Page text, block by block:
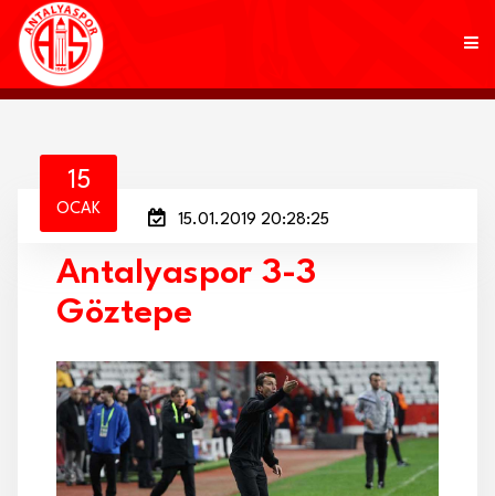
KULÜP
AKADEMİ
MARKALAR
TARAFTAR
BRANŞLAR
HABERLER
15
OCAK
15.01.2019 20:28:25
Antalyaspor 3-3
Göztepe